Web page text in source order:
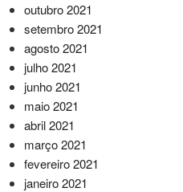
outubro 2021
setembro 2021
agosto 2021
julho 2021
junho 2021
maio 2021
abril 2021
março 2021
fevereiro 2021
janeiro 2021